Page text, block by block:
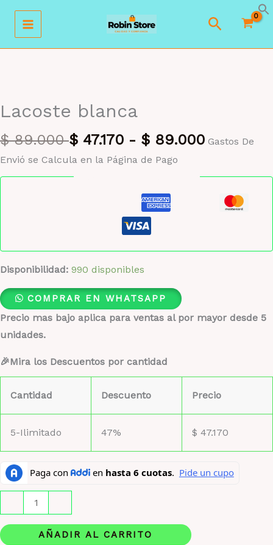
contenido
Buscar
Lacoste blanca
$89.000 $ 47.170 - $ 89.000 Gastos De
Envió se Calcula en la Página de Pago
Disponibilidad: 990 disponibles
COMPRAR EN WHATSAPP
Precio mas bajo aplica para ventas al por mayor desde 5
unidades.
🎉Mira los Descuentos por cantidad
Cantidad Descuento Precio
5-Ilimitado 47% $ 47.170
Lacoste
blanca
cantidadAÑADIR AL CARRITO